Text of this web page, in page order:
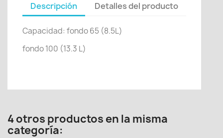
Descripción Detalles del producto
Capacidad: fondo 65 (8.5L)
fondo 100 (13.3 L)
4 otros productos en la misma
categoría: